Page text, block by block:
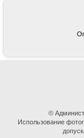
©
Использование